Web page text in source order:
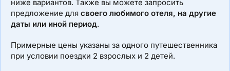
ниже вариантов. Также вы можете запросить
предложение для своего любимого отеля, на другие
даты или иной период.
Примерные цены указаны за одного путешественника
при условии поездки 2 взрослых и 2 детей.